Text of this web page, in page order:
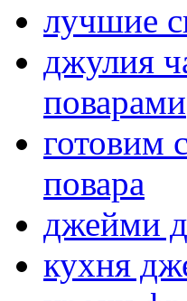
лучшие
джулия
поварами
готовим
повара
джейми
кухня